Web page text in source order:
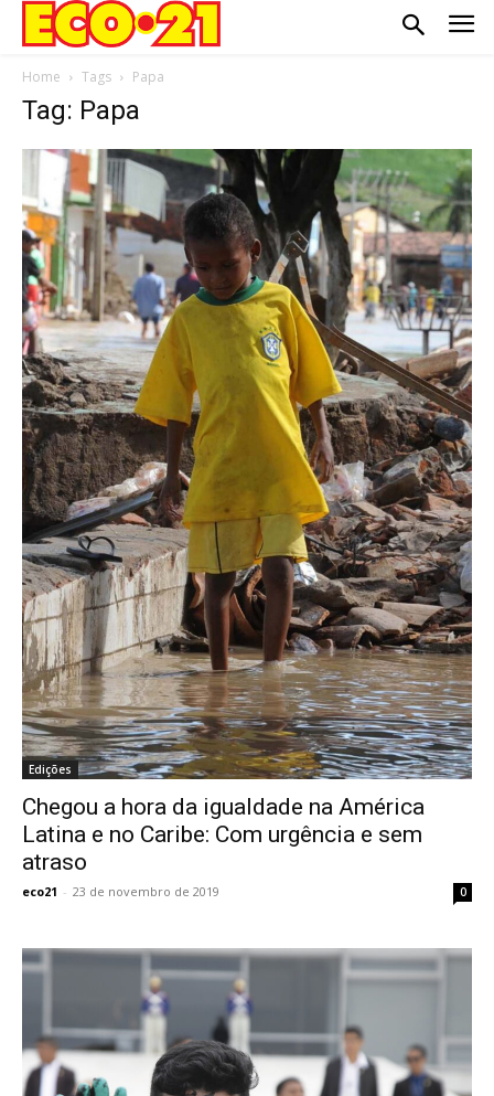
Home Tags Papa
Tag: Papa
Edições
Chegou a hora da igualdade na América
Latina e no Caribe: Com urgência e sem
atraso
eco21 - 23 de novembro de 2019 0